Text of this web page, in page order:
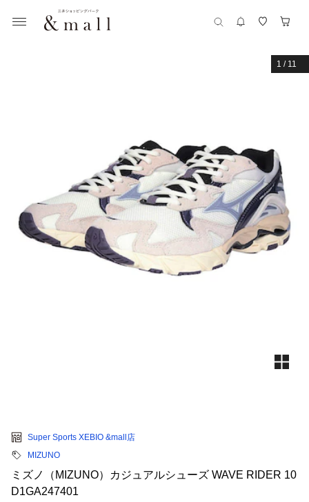
1 / 11
Super Sports XEBIO &mall店
MIZUNO
ミズノ（MIZUNO）カジュアルシューズ WAVE RIDER 10
D1GA247401